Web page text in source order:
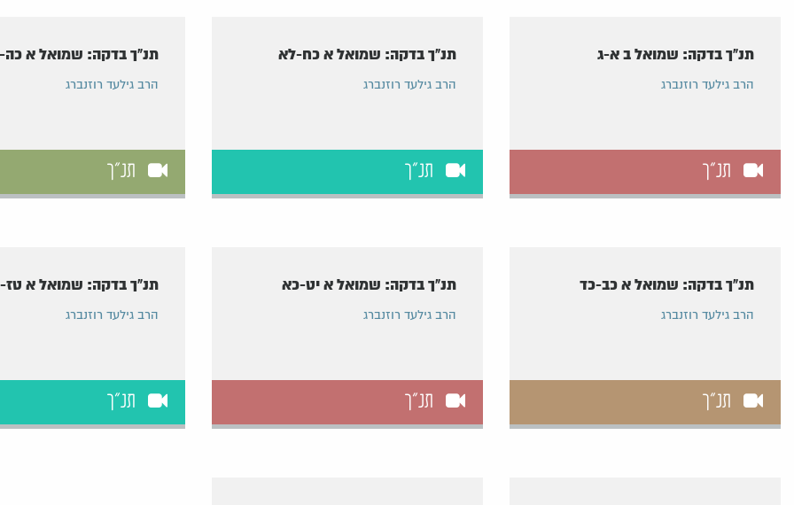
תנ"ך בדקה: שמואל ב א-ג
הרב גילעד רוזנברג
תנ"ך
תנ"ך בדקה: שמואל א כח-לא
הרב גילעד רוזנברג
תנ"ך
תנ"ך בדקה: שמואל א
הרב גילעד רוזנברג
תנ"ך
תנ"ך בדקה: שמואל א כב-כד
הרב גילעד רוזנברג
תנ"ך
תנ"ך בדקה: שמואל א יט-כא
הרב גילעד רוזנברג
תנ"ך
תנ"ך בדקה: שמואל א
הרב גילעד רוזנברג
תנ"ך